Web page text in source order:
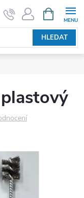
HLEDAT
NÁKUPNÍ
KOŠÍK